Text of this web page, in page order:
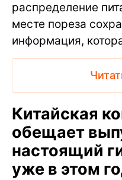
распределение
месте пореза
информация,
Китайская
обещает
настоящий
уже в этом